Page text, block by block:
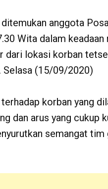
anggota
Wita dalam keadaan
dari lokasi korban
Selasa (15/09/2020)
korban yang
dan arus yang cukup
semangat tim